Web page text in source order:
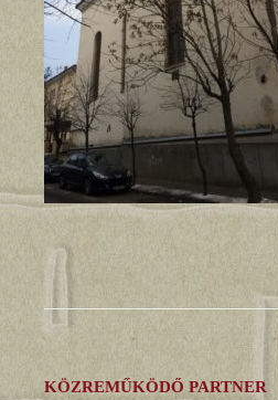
KÖZREMŰKÖDŐ PARTNER